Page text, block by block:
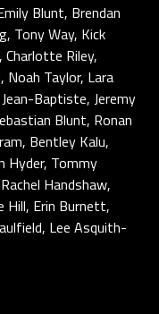
Blunt, Brendan
Tony Way, Kick
Charlotte Riley,
Noah Taylor, Lara
Baptiste, Jeremy
Blunt, Ronan
Bentley Kalu,
Hyder, Tommy
Handshaw,
Hill, Erin Burnett,
Lee Asquith-